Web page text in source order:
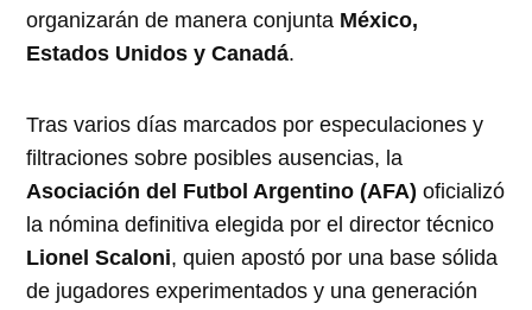
organizarán de manera conjunta México,
Estados Unidos y Canadá.
Tras varios días marcados por especulaciones y
filtraciones sobre posibles ausencias, la
Asociación del Futbol Argentino (AFA) oficializó
la nómina definitiva elegida por el director técnico
Lionel Scaloni, quien apostó por una base sólida
de jugadores experimentados y una generación